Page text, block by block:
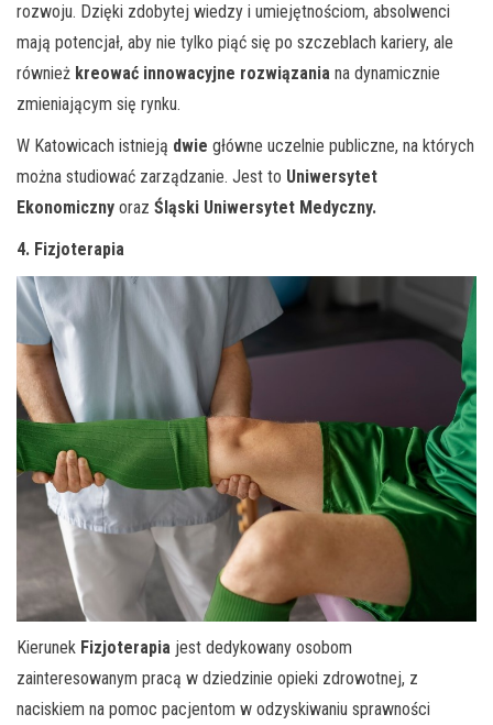
rozwoju. Dzięki zdobytej wiedzy i umiejętnościom, absolwenci
mają potencjał, aby nie tylko piąć się po szczeblach kariery, ale
również kreować innowacyjne rozwiązania na dynamicznie
zmieniającym się rynku.
W Katowicach istnieją dwie główne uczelnie publiczne, na których
można studiować zarządzanie. Jest to Uniwersytet
Ekonomiczny oraz Śląski Uniwersytet Medyczny.
4. Fizjoterapia
Kierunek Fizjoterapia jest dedykowany osobom
zainteresowanym pracą w dziedzinie opieki zdrowotnej, z
naciskiem na pomoc pacjentom w odzyskiwaniu sprawności